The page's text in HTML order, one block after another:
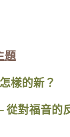
題
樣的新？
對福音的